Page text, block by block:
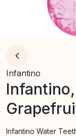
Infantino
Infantino Water